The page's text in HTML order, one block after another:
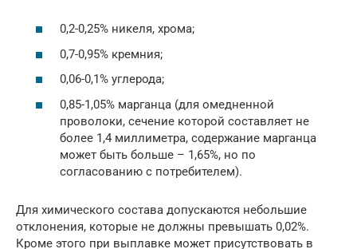
0,2-0,25% никеля, хрома;
0,7-0,95% кремния;
0,06-0,1% углерода;
0,85-1,05% марганца (для омедненной
проволоки, сечение которой составляет не
более 1,4 миллиметра, содержание марганца
может быть больше – 1,65%, но по
согласованию с потребителем).
Для химического состава допускаются небольшие
отклонения, которые не должны превышать 0,02%.
Кроме этого при выплавке может присутствовать в